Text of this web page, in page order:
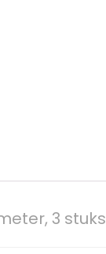
3 stuks